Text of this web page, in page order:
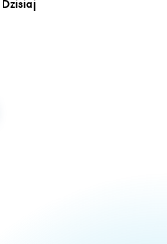
Dzisiaj